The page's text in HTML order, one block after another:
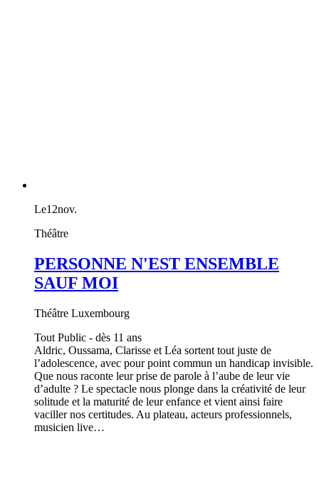
Le12nov.
Théâtre
PERSONNE N'EST ENSEMBLE
SAUF MOI
Théâtre Luxembourg
Tout Public - dès 11 ans
Aldric, Oussama, Clarisse et Léa sortent tout juste de
l’adolescence, avec pour point commun un handicap invisible.
Que nous raconte leur prise de parole à l’aube de leur vie
d’adulte ? Le spectacle nous plonge dans la créativité de leur
solitude et la maturité de leur enfance et vient ainsi faire
vaciller nos certitudes. Au plateau, acteurs professionnels,
musicien live…